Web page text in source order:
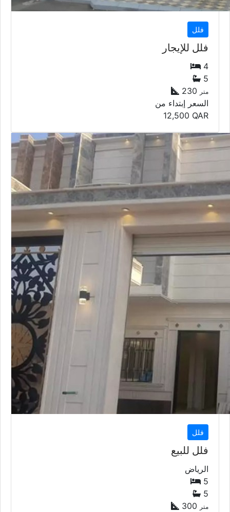
فلل
فلل للإيجار
4
5
230
متر
السعر إبتداء من
12,500 QAR
فلل
فلل للبيع
الرياض
5
5
300
متر